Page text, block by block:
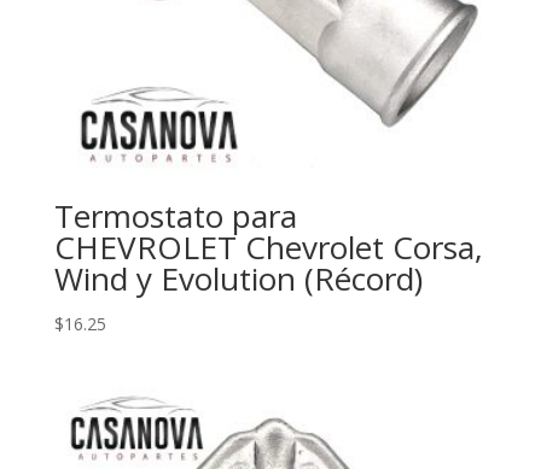
Termostato para
CHEVROLET Chevrolet Corsa,
Wind y Evolution (Récord)
$16.25